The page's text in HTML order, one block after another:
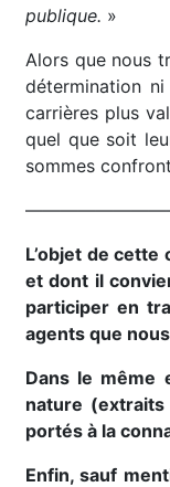
publique. »
Alors que nous
détermination
carrières plus
quel que soit
sommes
L’objet de
et dont il
participer en
agents que
Dans le même
nature
portés à la
Enfin, sauf